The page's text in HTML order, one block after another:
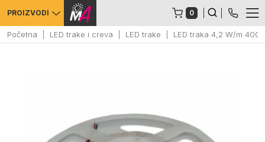
PROIZVODI 0
Početna LED trake i creva LED trake LED traka 4,2 W/m